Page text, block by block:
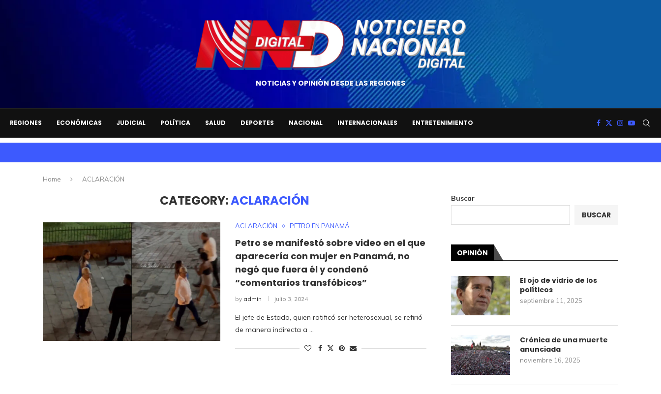
NOTICIAS Y OPINIÓN DESDE LAS REGIONES
REGIONES ECONÓMICAS JUDICIAL POLÍTICA SALUD DEPORTES NACIONAL INTERNACIONALES ENTRETENIMIENTO
Home ACLARACIÓN
CATEGORY:ACLARACIÓN
ACLARACIÓN PETRO EN PANAMÁ
Petro se manifestó sobre video en el que
aparecería con mujer en Panamá, no
negó que fuera él y condenó
“comentarios transfóbicos”
by admin julio 3, 2024
El jefe de Estado, quien ratificó ser heterosexual, se refirió
de manera indirecta a …
Buscar
BUSCAR
OPINIÓN
El ojo de vidrio de los
políticos
septiembre 11, 2025
Crónica de una muerte
anunciada
noviembre 16, 2025